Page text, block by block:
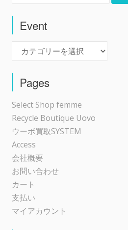
ゲ
ー
シ
ョ
ン
Event
Pages
Select Shop femme
Recycle Boutique Uovo
ウーボ買取SYSTEM
Access
会社概要
お問い合わせ
カート
支払い
マイアカウント